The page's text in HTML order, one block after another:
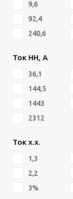
9,6
92,4
240,6
Ток НН, А
36,1
144,5
1443
2312
Ток х.х.
1,3
2,2
3%